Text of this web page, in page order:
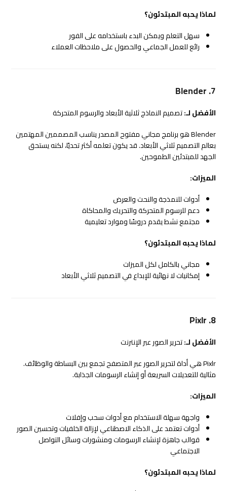
لماذا يحبه المبتدئون؟
سهل التعلم ويمكن البدء باستخدامه على الفور
رائع للعمل الجماعي والحصول على ملاحظات العملاء
7. Blender
الأفضل لـ:تصميم النماذج ثلاثية الأبعاد والرسوم المتحركة
Blender هو برنامج مجاني مفتوح المصدر يناسب المصممين المهتمين
بعالم التصميم ثلاثي الأبعاد. قد يكون تعلمه أكثر تحديًا، لكنه يستحق
الجهد للمبتدئين الطموحين.
الميزات:
أدوات للنمذجة والنحت والعرض
دعم للرسوم المتحركة والتحريك والمحاكاة
مجتمع نشط يقدم دروسًا وموارد تعليمية
لماذا يحبه المبتدئون؟
مجاني بالكامل لكل الميزات
إمكانيات لا نهائية للإبداع في التصميم ثلاثي الأبعاد
8. Pixlr
الأفضل لـ:تحرير الصور عبر الإنترنت
Pixlr هي أداة لتحرير الصور عبر المتصفح تجمع بين البساطة والوظائف.
مثالية للتعديلات السريعة أو إنشاء الرسومات الجذابة.
الميزات:
واجهة سهلة الاستخدام مع أدوات سحب وإفلات
أدوات تعتمد على الذكاء الاصطناعي لإزالة الخلفيات وتحسين الصور
قوالب جاهزة لإنشاء الرسومات ومنشورات وسائل التواصل
الاجتماعي
لماذا يحبه المبتدئون؟